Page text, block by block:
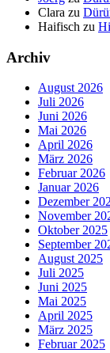
Clara zu
Haifisch zu
Archiv
August 2026
Juli 2026
Juni 2026
Mai 2026
April 2026
März 2026
Februar 2026
Januar 2026
Dezember
November
Oktober 2025
September
August 2025
Juli 2025
Juni 2025
Mai 2025
April 2025
März 2025
Februar 2025